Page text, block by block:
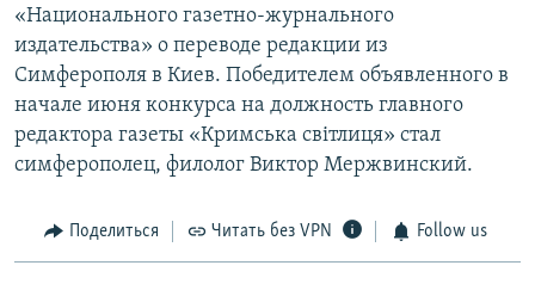
«Национального газетно-журнального
издательства» о переводе редакции из
Симферополя в Киев. Победителем объявленного в
начале июня конкурса на должность главного
редактора газеты «Кримська світлиця» стал
симферополец, филолог Виктор Мержвинский.
Поделиться Читать без VPN Follow us